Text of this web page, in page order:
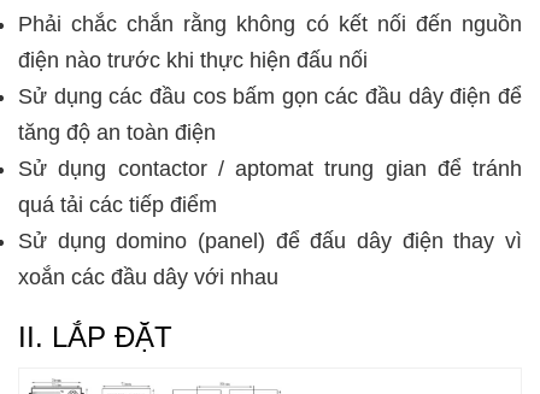
Phải chắc chắn rằng không có kết nối đến nguồn
điện nào trước khi thực hiện đấu nối
Sử dụng các đầu cos bấm gọn các đầu dây điện để
tăng độ an toàn điện
Sử dụng contactor / aptomat trung gian để tránh
quá tải các tiếp điểm
Sử dụng domino (panel) để đấu dây điện thay vì
xoắn các đầu dây với nhau
II. LẮP ĐẶT